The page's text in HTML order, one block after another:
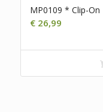
MP0109 * Clip-
€26,99